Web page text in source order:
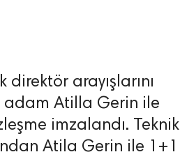
arayışlarını
adam Atilla Gerin ile
imzalandı. Teknik
Atila Gerin ile 1+1